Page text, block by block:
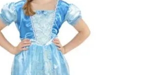
kalapok,
varázspálca,